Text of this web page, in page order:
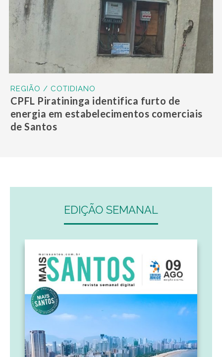
REGIÃO / COTIDIANO
CPFL Piratininga identifica furto de
energia em estabelecimentos comerciais
de Santos
EDIÇÃO SEMANAL